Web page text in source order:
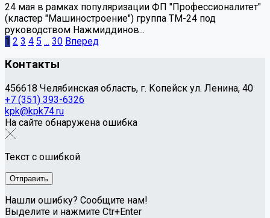
24 мая в рамках популяризации ФП "Профессионалитет"
(кластер "Машиностроение") группа ТМ-24 под
руководством Нажмиддинов...
1 2 3 4 5 ... 30 Вперед
Контакты
456618 Челябинская область, г. Копейск ул. Ленина, 40
+7 (351) 393-6326
kpk@kpk74.ru
На сайте обнаружена ошибка
Текст с ошибкой
Нашли ошибку? Сообщите нам!
Выделите и нажмите Ctr+Enter